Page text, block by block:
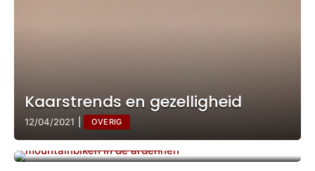
Kaarstrends en gezelligheid
12/04/2021 OVERIG
De vier meest actieve sporten om
calorieën te verbranden
09/04/2021 |
Netflix & Marvel brengen nieuwe
films uit
23/03/2021 |
2200 jonge populieren geplant